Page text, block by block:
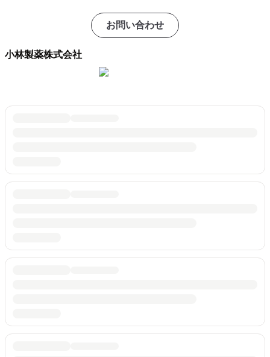
お問い合わせ
小林製薬株式会社